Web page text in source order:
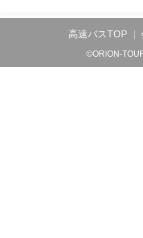
高速バスTOP
©ORION-